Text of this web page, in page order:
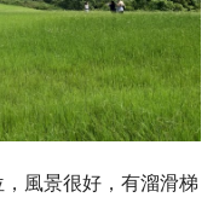
風景很好，有溜滑梯